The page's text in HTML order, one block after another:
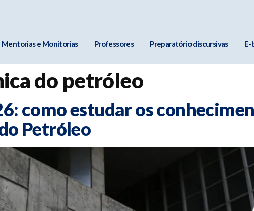
Mentorias e Monitorias Professores Preparatório discursivas E-
do petróleo
como estudar os
Petróleo